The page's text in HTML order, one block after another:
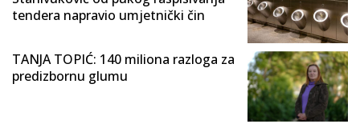
tendera napravio umjetnički čin
TANJA TOPIĆ: 140 miliona razloga za
predizbornu glumu